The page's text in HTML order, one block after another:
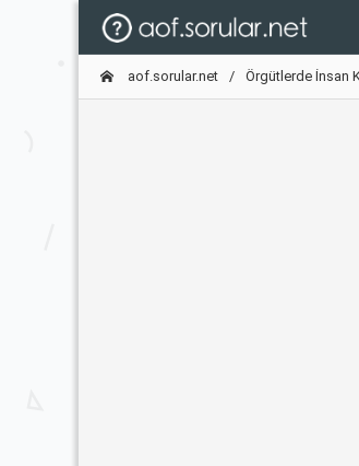
aof.sorular.net Örgütlerde İnsan